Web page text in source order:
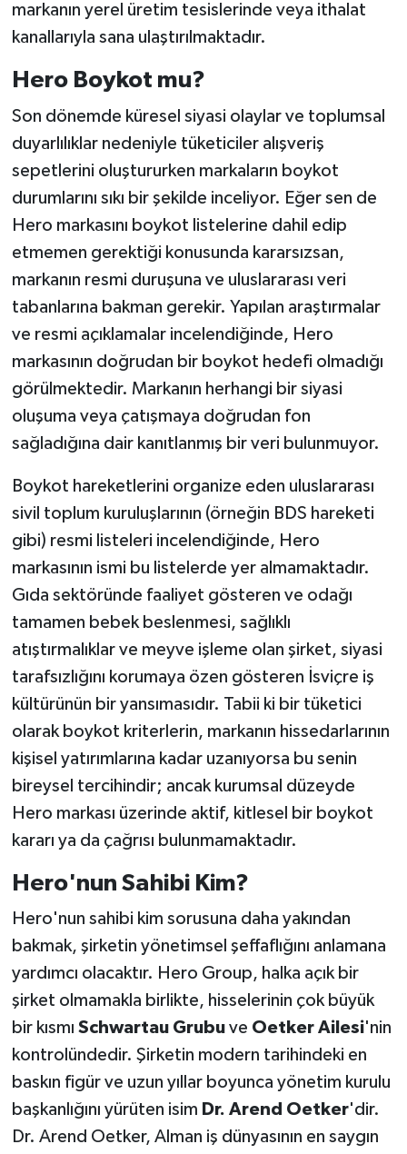
markanın yerel üretim tesislerinde veya ithalat
kanallarıyla sana ulaştırılmaktadır.
Hero Boykot mu?
Son dönemde küresel siyasi olaylar ve toplumsal
duyarlılıklar nedeniyle tüketiciler alışveriş
sepetlerini oluştururken markaların boykot
durumlarını sıkı bir şekilde inceliyor. Eğer sen de
Hero markasını boykot listelerine dahil edip
etmemen gerektiği konusunda kararsızsan,
markanın resmi duruşuna ve uluslararası veri
tabanlarına bakman gerekir. Yapılan araştırmalar
ve resmi açıklamalar incelendiğinde, Hero
markasının doğrudan bir boykot hedefi olmadığı
görülmektedir. Markanın herhangi bir siyasi
oluşuma veya çatışmaya doğrudan fon
sağladığına dair kanıtlanmış bir veri bulunmuyor.
Boykot hareketlerini organize eden uluslararası
sivil toplum kuruluşlarının (örneğin BDS hareketi
gibi) resmi listeleri incelendiğinde, Hero
markasının ismi bu listelerde yer almamaktadır.
Gıda sektöründe faaliyet gösteren ve odağı
tamamen bebek beslenmesi, sağlıklı
atıştırmalıklar ve meyve işleme olan şirket, siyasi
tarafsızlığını korumaya özen gösteren İsviçre iş
kültürünün bir yansımasıdır. Tabii ki bir tüketici
olarak boykot kriterlerin, markanın hissedarlarının
kişisel yatırımlarına kadar uzanıyorsa bu senin
bireysel tercihindir; ancak kurumsal düzeyde
Hero markası üzerinde aktif, kitlesel bir boykot
kararı ya da çağrısı bulunmamaktadır.
Hero'nun Sahibi Kim?
Hero'nun sahibi kim sorusuna daha yakından
bakmak, şirketin yönetimsel şeffaflığını anlamana
yardımcı olacaktır. Hero Group, halka açık bir
şirket olmamakla birlikte, hisselerinin çok büyük
bir kısmı Schwartau Grubuve Oetker Ailesi'nin
kontrolündedir. Şirketin modern tarihindeki en
baskın figür ve uzun yıllar boyunca yönetim kurulu
başkanlığını yürüten isim Dr. Arend Oetker'dir.
Dr. Arend Oetker, Alman iş dünyasının en saygın